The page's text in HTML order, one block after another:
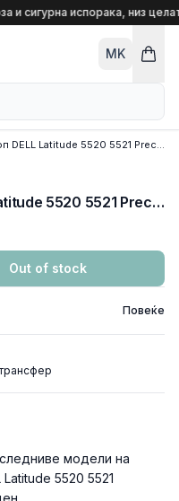
и сигурна испорака, низ
MK
Тастатура за Лаптоп DELL Latitude 5520 5521 Precision 3560 3561
Тастатура за Лаптоп DELL Latitude 5520 5521 Precision 3560 3561
Out of stock
Повеќе
модели на
Latitude 5520 5521